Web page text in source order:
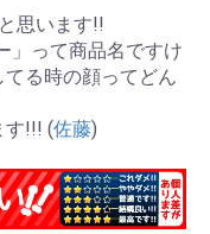
思います!!
」って商品名ですけ
る時の顔ってどん
す!!! (佐藤)